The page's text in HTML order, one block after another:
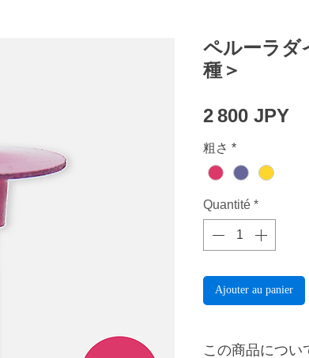
ペルーラダ
種＞
2 800 JPY
粗さ *
Quantité *
Ajouter au panier
この商品につい